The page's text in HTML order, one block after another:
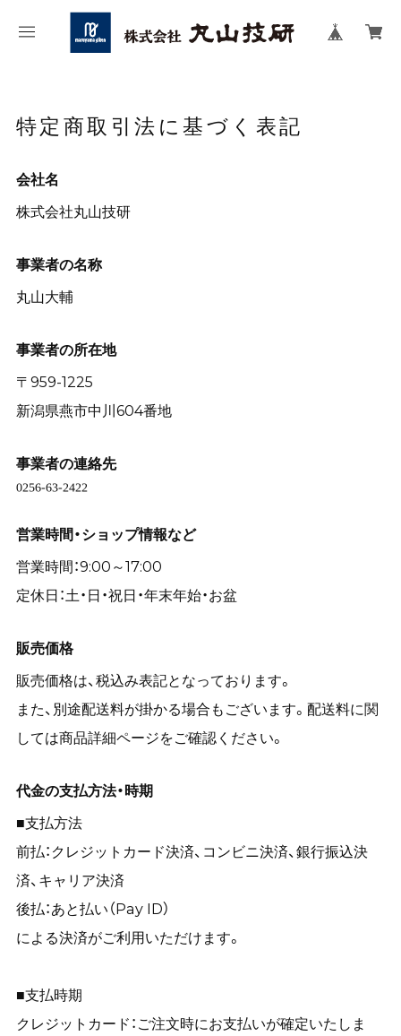
特定商取引法に基づく表記
会社名
株式会社丸山技研
事業者の名称
丸山大輔
事業者の所在地
〒959-1225
新潟県燕市中川604番地
事業者の連絡先
営業時間・ショップ情報など
営業時間：9:00～17:00
定休日：土・日・祝日・年末年始・お盆
販売価格
販売価格は、税込み表記となっております。
また、別途配送料が掛かる場合もございます。配送料に関
しては商品詳細ページをご確認ください。
代金の支払方法・時期
■支払方法
前払：クレジットカード決済、コンビニ決済、銀行振込決
済、キャリア決済
後払：あと払い（Pay ID）
による決済がご利用いただけます。
■支払時期
クレジットカード：ご注文時にお支払いが確定いたしま